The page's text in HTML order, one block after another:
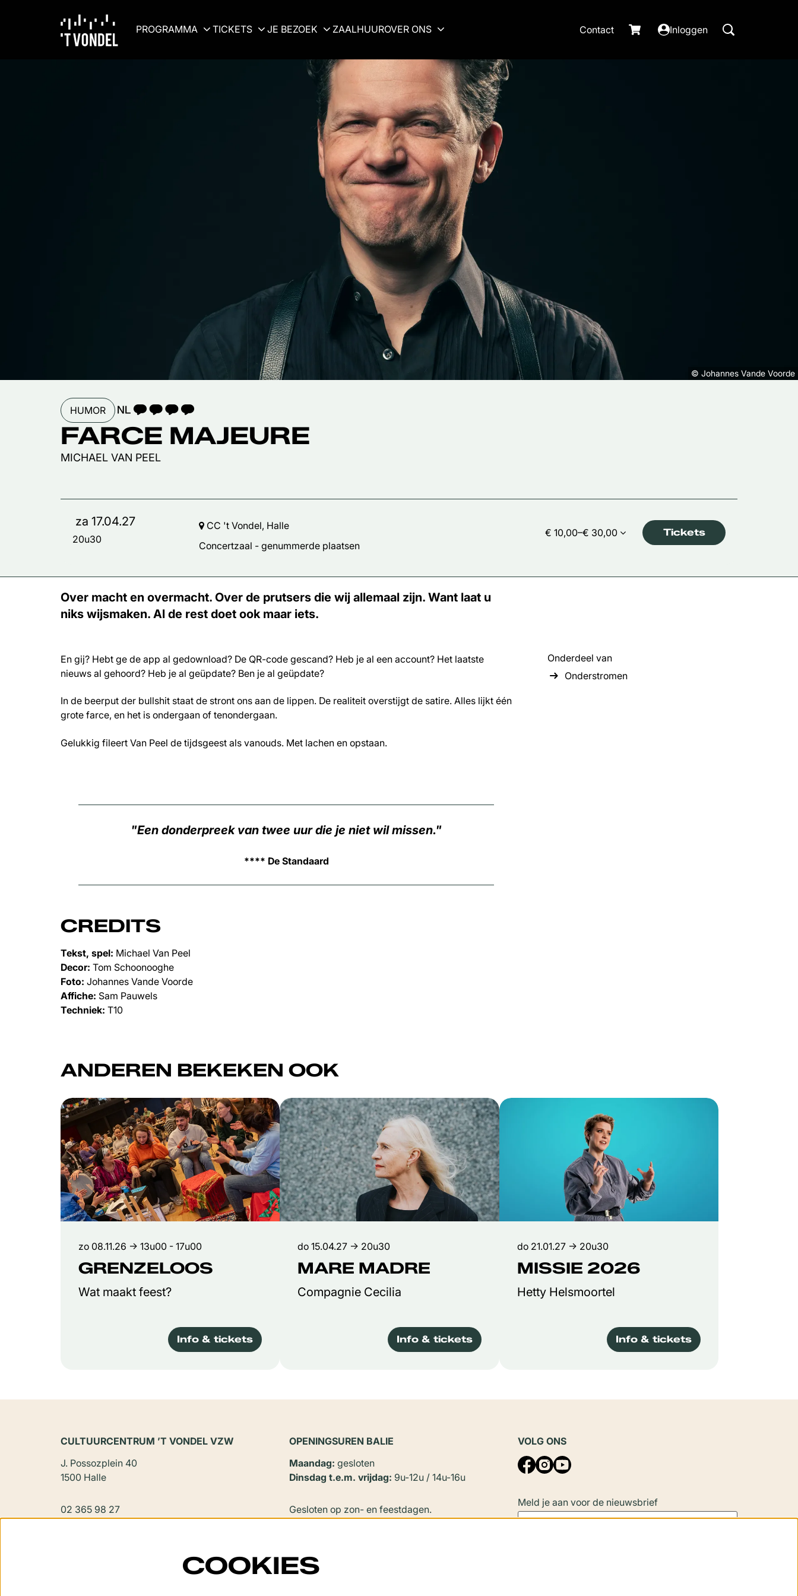
PROGRAMMA TICKETS JE BEZOEK ZAALHUUROVER ONS Contact Inloggen
© Johannes Vande Voorde
HUMOR TAALICOON 4
FARCE MAJEURE
MICHAEL VAN PEEL
za 17.04.27
20u30
CC 't Vondel, Halle
Concertzaal - genummerde plaatsen
€ 10,00–€ 30,00 Tickets
Over macht en overmacht. Over de prutsers die wij allemaal zijn. Want laat u
niks wijsmaken. Al de rest doet ook maar iets.
En gij? Hebt ge de app al gedownload? De QR-code gescand? Heb je al een account? Het laatste
nieuws al gehoord? Heb je al geüpdate? Ben je al geüpdate?
In de beerput der bullshit staat de stront ons aan de lippen. De realiteit overstijgt de satire. Alles lijkt één
grote farce, en het is ondergaan of tenondergaan.
Gelukkig fileert Van Peel de tijdsgeest als vanouds. Met lachen en opstaan.
Onderdeel van
Onderstromen
Een donderpreek van twee uur die je niet wil missen.
**** De Standaard
CREDITS
Tekst, spel: Michael Van Peel
Decor: Tom Schoonooghe
Foto: Johannes Vande Voorde
Affiche: Sam Pauwels
Techniek: T10
ANDEREN BEKEKEN OOK
Overslaan
GRENZELOOS
Wat maakt feest?
zo 08.11.26 → 13u00 - 17u00
Info & tickets
MARE MADRE
Compagnie Cecilia
do 15.04.27 → 20u30
Info & tickets
MISSIE 2026
Hetty Helsmoortel
do 21.01.27 → 20u30
Info & tickets
CULTUURCENTRUM ’T VONDEL VZW
J. Possozplein 40
1500 Halle
02 365 98 27
OPENINGSUREN BALIE
Maandag: gesloten
Dinsdag t.e.m. vrijdag: 9u-12u / 14u-16u
Gesloten op zon- en feestdagen.
namiddagopeningen.
VOLG ONS
Meld je aan voor de nieuwsbrief
COOKIES